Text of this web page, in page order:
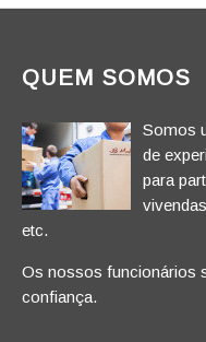
QUEM SOMOS
Somos
de
para
etc.
Os nossos funcionários
confiança.